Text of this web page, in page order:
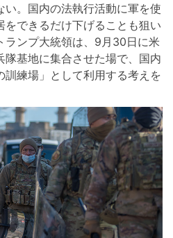
い。国内の法執行活動に軍を使
をできるだけ下げることも狙い
ランプ大統領は、9月30日に米
基地に集合させた場で、国内
練場」として利用する考えを